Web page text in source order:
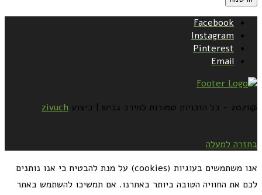
Facebook
Instagram
Pinterest
Email
@2021 - כל הזכויות שמורות למירב גביש | ביצוע zivuch
בחזרה למעלה
אנו משתמשים בעוגיות (cookies) על מנת להבטיח כי אנו נותנים
לכם את החוויה הטובה ביותר באתרנו. אם תמשיכו להשתמש באתר